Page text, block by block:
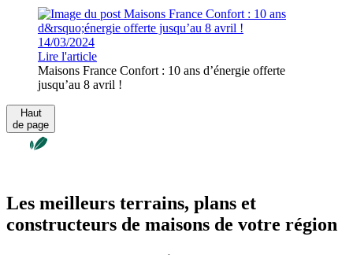
14/03/2024
Lire l'article
Maisons France Confort : 10 ans d’énergie offerte
jusqu’au 8 avril !
Haut
de page
Les meilleurs terrains, plans et
constructeurs de maisons de votre région